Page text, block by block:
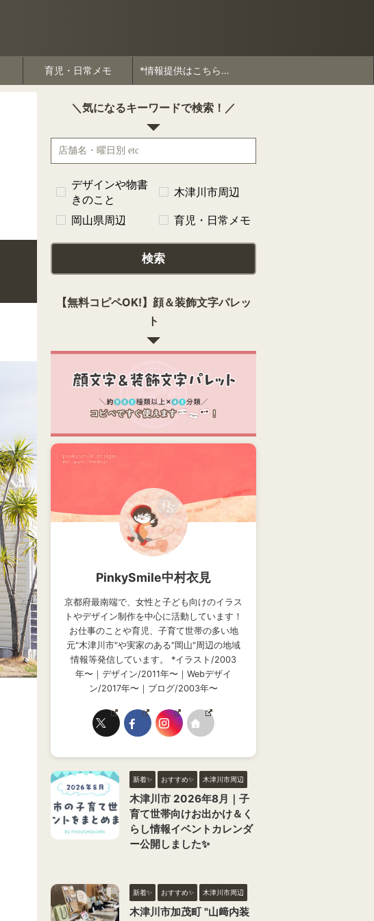
育児・日常メモ *情報提供はこちらから*
＼気になるキーワードで検索！／
デザインや物書
きのこと
木津川市周辺
岡山県周辺 育児・日常メモ
検索
【無料コピペOK!】顔＆装飾文字パレッ
ト
PinkySmile中村衣見
京都府最南端で、女性と子ども向けのイラス
トやデザイン制作を中心に活動しています！
お仕事のことや育児、子育て世帯の多い地
元"木津川市"や実家のある"岡山"周辺の地域
情報等発信しています。 *イラスト/2003
年〜｜デザイン/2011年〜｜Webデザイ
ン/2017年〜｜ブログ/2003年〜
新着✨ おすすめ✨ 木津川市周辺
木津川市 2026年8月｜子
育て世帯向けお出かけ＆く
らし情報イベントカレンダ
ー公開しました✨
新着✨ おすすめ✨ 木津川市周辺
木津川市加茂町 "山﨑内装